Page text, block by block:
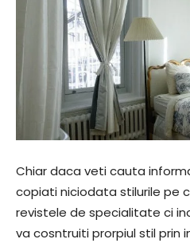
Chiar daca veti cauta
copiati niciodata stilurile pe
revistele de specialitate ci
va cosntruiti prorpiul stil prin